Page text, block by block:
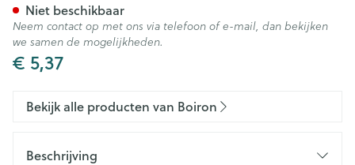
€ 5,37
Niet beschikbaar
Neem contact op met ons via telefoon of e-mail, dan bekijken
we samen de mogelijkheden.
Bekijk alle producten van Boiron
Beschrijving